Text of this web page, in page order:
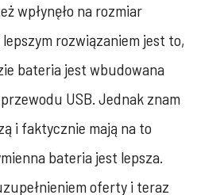
wpłynęło na rozmiar
rozwiązaniem jest to,
bateria jest wbudowana
USB. Jednak znam
i faktycznie mają na to
bateria jest lepsza.
oferty i teraz